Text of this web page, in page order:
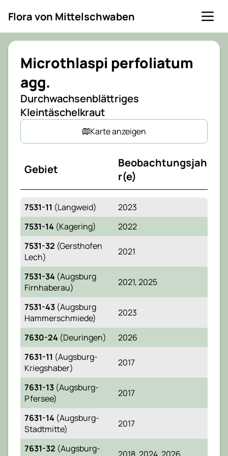
Flora von Mittelschwaben
Microthlaspi perfoliatum
agg.
Durchwachsenblättriges
Kleintäschelkraut
Karte anzeigen
Gebiet
Beobachtungsjah
r(e)
7531-11 (Langweid)
2023
7531-14 (Kagering)
2022
7531-32 (Gersthofen
Lech)
2021
7531-34 (Augsburg
Firnhaberau)
2021, 2025
7531-43 (Augsburg
Hammerschmiede)
2023
7630-24 (Deuringen)
2026
7631-11 (Augsburg-
Kriegshaber)
2017
7631-13 (Augsburg-
Pfersee)
2017
7631-14 (Augsburg-
Stadtmitte)
2017
7631-32 (Augsburg-
Karte
Farb-Flächen verstecken
Karte schließen
Legende
Gebiet bearbeitet, Art gefunden